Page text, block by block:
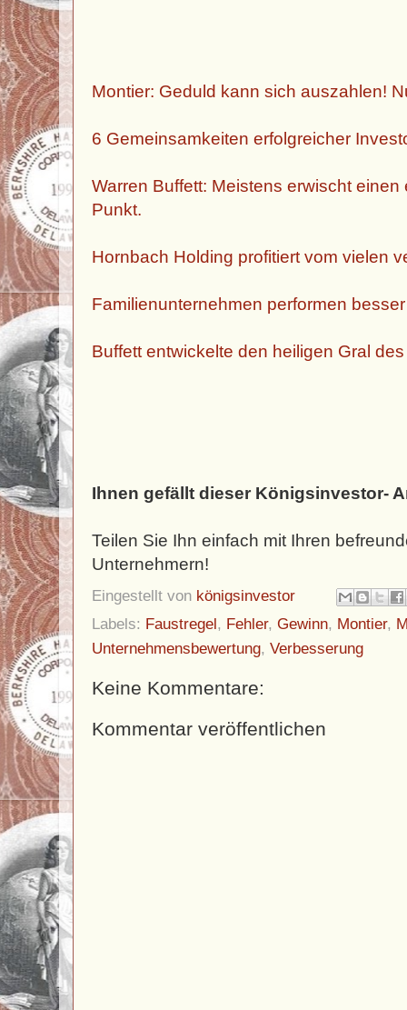
Montier: Geduld kann sich auszahlen!
6 Gemeinsamkeiten erfolgreicher
Warren Buffett: Meistens erwischt
Punkt.
Hornbach Holding profitiert vom vielen
Familienunternehmen performen besser
Buffett entwickelte den heiligen Gral
Ihnen gefällt dieser Königsinvestor-
Teilen Sie Ihn einfach mit Ihren
Unternehmern!
Eingestellt von königsinvestor
Labels: Faustregel, Fehler, Gewinn, Montier,
Unternehmensbewertung, Verbesserung
Keine Kommentare:
Kommentar veröffentlichen